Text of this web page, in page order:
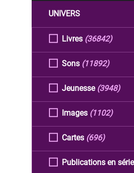
UNIVERS
Livres (36842)
Sons (11892)
Jeunesse (3948)
Images (1102)
Cartes (696)
Publications en série